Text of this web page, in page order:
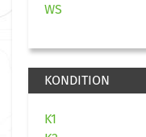
WS
KONDITION
K1